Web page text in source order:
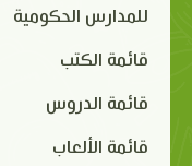
للمدارس الحكومية
قائمة الكتب
قائمة الدروس
قائمة الألعاب